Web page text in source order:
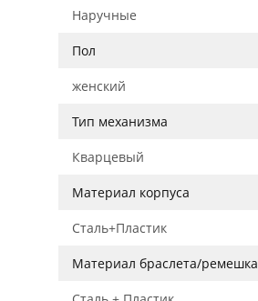
Наручные
Пол
женский
Тип механизма
Кварцевый
Материал корпуса
Сталь+Пластик
Материал браслета/ремешка